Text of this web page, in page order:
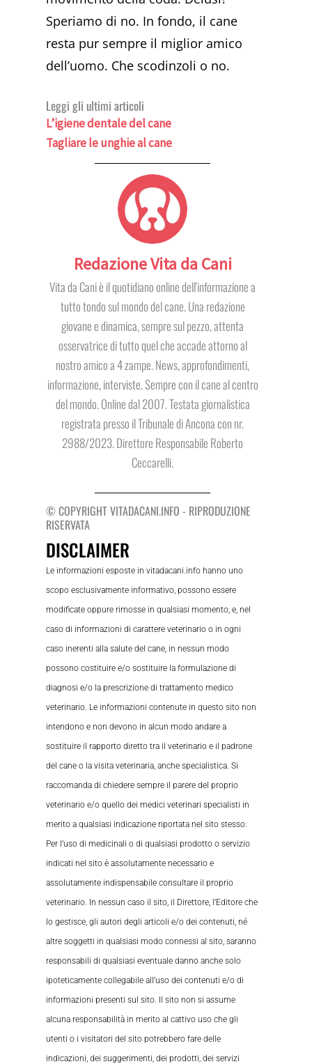
Speriamo di no. In fondo, il cane
resta pur sempre il miglior amico
dell’uomo. Che scodinzoli o no.
Leggi gli ultimi articoli
L’igiene dentale del cane
Tagliare le unghie al cane
Redazione Vita da Cani
Vita da Cani è il quotidiano online dell'informazione a
tutto tondo sul mondo del cane. Una redazione
giovane e dinamica, sempre sul pezzo, attenta
osservatrice di tutto quel che accade attorno al
nostro amico a 4 zampe. News, approfondimenti,
informazione, interviste. Sempre con il cane al centro
del mondo. Online dal 2007. Testata giornalistica
registrata presso il Tribunale di Ancona con nr.
2988/2023. Direttore Responsabile Roberto
Ceccarelli.
© COPYRIGHT VITADACANI.INFO - RIPRODUZIONE
RISERVATA
DISCLAIMER
Le informazioni esposte in vitadacani.info hanno uno
scopo esclusivamente informativo, possono essere
modificate oppure rimosse in qualsiasi momento, e, nel
caso di informazioni di carattere veterinario o in ogni
caso inerenti alla salute del cane, in nessun modo
possono costituire e/o sostituire la formulazione di
diagnosi e/o la prescrizione di trattamento medico
veterinario. Le informazioni contenute in questo sito non
intendono e non devono in alcun modo andare a
sostituire il rapporto diretto tra il veterinario e il padrone
del cane o la visita veterinaria, anche specialistica. Si
raccomanda di chiedere sempre il parere del proprio
veterinario e/o quello dei medici veterinari specialisti in
merito a qualsiasi indicazione riportata nel sito stesso.
Per l’uso di medicinali o di qualsiasi prodotto o servizio
indicati nel sito è assolutamente necessario e
assolutamente indispensabile consultare il proprio
veterinario. In nessun caso il sito, il Direttore, l’Editore che
lo gestisce, gli autori degli articoli e/o dei contenuti, né
altre soggetti in qualsiasi modo connessi al sito, saranno
responsabili di qualsiasi eventuale danno anche solo
ipoteticamente collegabile all’uso dei contenuti e/o di
informazioni presenti sul sito. Il sito non si assume
alcuna responsabilità in merito al cattivo uso che gli
utenti o i visitatori del sito potrebbero fare delle
indicazioni, dei suggerimenti, dei prodotti, dei servizi